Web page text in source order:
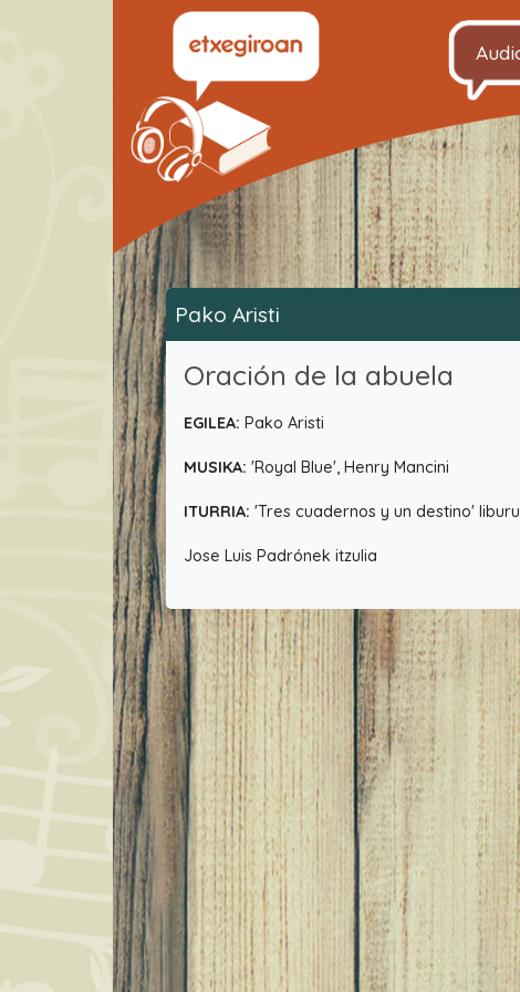
Pako Aristi
Oración de la abuela
EGILEA: Pako Aristi
MUSIKA: 'Royal Blue', Henry Mancini
ITURRIA: 'Tres cuadernos y un destino'
Jose Luis Padrónek itzulia